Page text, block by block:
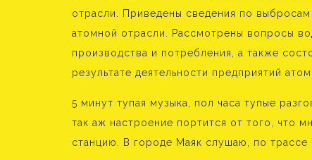
отрасли. Приведены сведения по
атомной отрасли. Рассмотрены вопросы
производства и потребления, а также
результате деятельности предприятий
5 минут тупая музыка, пол часа тупые
так аж настроение портится от того, что
станцию. В городе Маяк слушаю, по трассе